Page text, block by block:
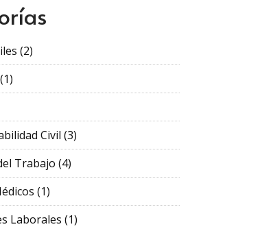
(2)
(1)
Civil (3)
Trabajo (4)
(1)
Laborales (1)